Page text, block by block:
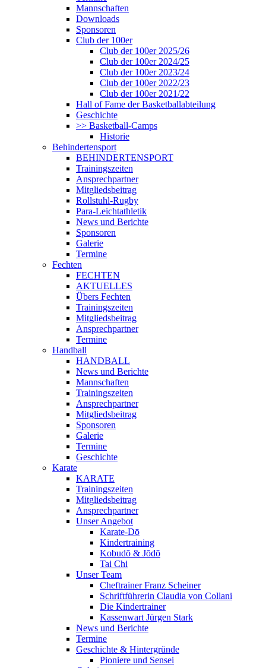
Mannschaften
Downloads
Sponsoren
Club der 100er
Club der 100er 2025/26
Club der 100er 2024/25
Club der 100er 2023/24
Club der 100er 2022/23
Club der 100er 2021/22
Hall of Fame der Basketballabteilung
Geschichte
>> Basketball-Camps
Historie
Behindertensport
BEHINDERTENSPORT
Trainingszeiten
Ansprechpartner
Mitgliedsbeitrag
Rollstuhl-Rugby
Para-Leichtathletik
News und Berichte
Sponsoren
Galerie
Termine
Fechten
FECHTEN
AKTUELLES
Übers Fechten
Trainingszeiten
Mitgliedsbeitrag
Ansprechpartner
Termine
Handball
HANDBALL
News und Berichte
Mannschaften
Trainingszeiten
Ansprechpartner
Mitgliedsbeitrag
Sponsoren
Galerie
Termine
Geschichte
Karate
KARATE
Trainingszeiten
Mitgliedsbeitrag
Ansprechpartner
Unser Angebot
Karate-Dō
Kindertraining
Kobudō & Jōdō
Tai Chi
Unser Team
Cheftrainer Franz Scheiner
Schriftführerin Claudia von Collani
Die Kindertrainer
Kassenwart Jürgen Stark
News und Berichte
Termine
Geschichte & Hintergründe
Pioniere und Sensei